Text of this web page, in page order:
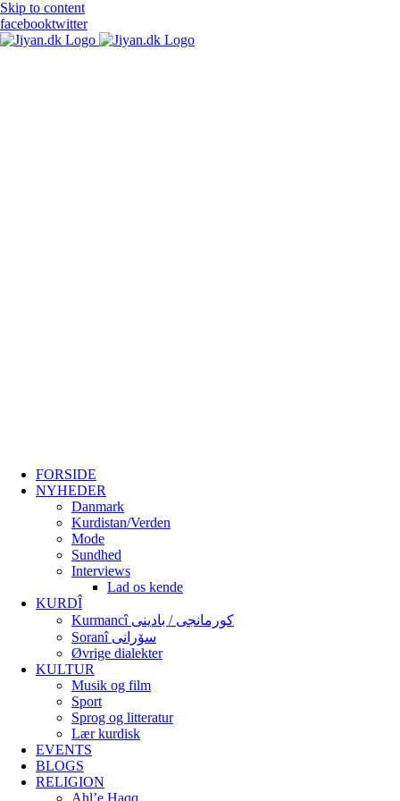
Skip to content
facebooktwitter
FORSIDE
NYHEDER
Danmark
Kurdistan/Verden
Mode
Sundhed
Interviews
Lad os kende
KURDÎ
Kurmancî کورمانجی / بادینی
Soranî سۆرانی
Øvrige dialekter
KULTUR
Musik og film
Sport
Sprog og litteratur
Lær kurdisk
EVENTS
BLOGS
RELIGION
Ahl’e Haqq